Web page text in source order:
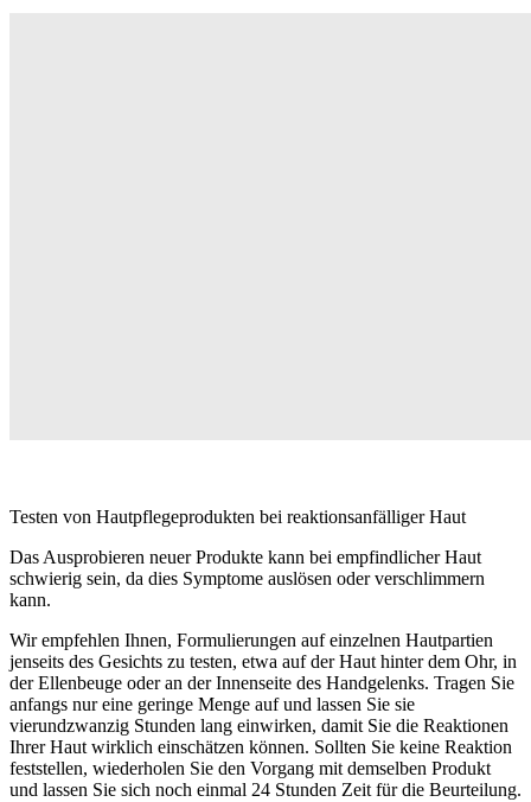
Testen von Hautpflegeprodukten bei reaktionsanfälliger Haut
Das Ausprobieren neuer Produkte kann bei empfindlicher Haut
schwierig sein, da dies Symptome auslösen oder verschlimmern
kann.
Wir empfehlen Ihnen, Formulierungen auf einzelnen Hautpartien
jenseits des Gesichts zu testen, etwa auf der Haut hinter dem Ohr, in
der Ellenbeuge oder an der Innenseite des Handgelenks. Tragen Sie
anfangs nur eine geringe Menge auf und lassen Sie sie
vierundzwanzig Stunden lang einwirken, damit Sie die Reaktionen
Ihrer Haut wirklich einschätzen können. Sollten Sie keine Reaktion
feststellen, wiederholen Sie den Vorgang mit demselben Produkt
und lassen Sie sich noch einmal 24 Stunden Zeit für die Beurteilung.